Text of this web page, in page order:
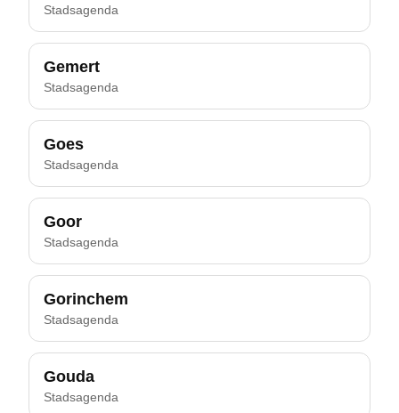
Stadsagenda
Gemert
Stadsagenda
Goes
Stadsagenda
Goor
Stadsagenda
Gorinchem
Stadsagenda
Gouda
Stadsagenda